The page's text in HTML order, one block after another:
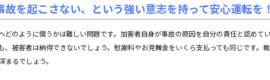
を起こさない、という強い意志を持って安心運転を！
のように償うかは難しい問題です。 加害者自身が事故の原因を自分の責任と認めて
被害者は納得できないでしょう。 慰謝料やお見舞金をいくら支払っても同じです。
るでしょう。